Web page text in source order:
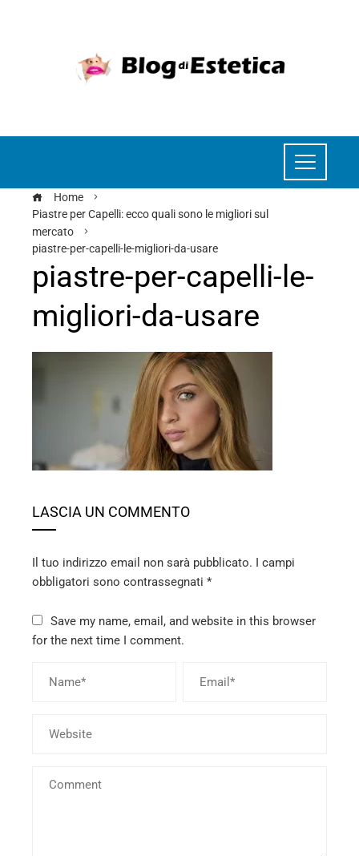
Home
Piastre per Capelli: ecco quali sono le migliori sul
mercato
piastre-per-capelli-le-migliori-da-usare
piastre-per-capelli-le-
migliori-da-usare
LASCIA UN COMMENTO
Il tuo indirizzo email non sarà pubblicato. I campi
obbligatori sono contrassegnati *
Save my name, email, and website in this browser
for the next time I comment.